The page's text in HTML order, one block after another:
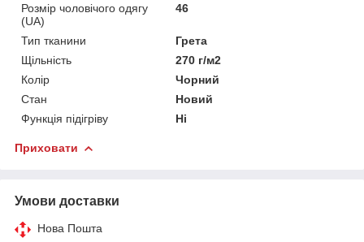
Розмір чоловічого одягу
(UA)
46
Тип тканини
Грета
Щільність
270 г/м2
Колір
Чорний
Стан
Новий
Функція підігріву
Ні
Приховати
Умови доставки
Нова Пошта